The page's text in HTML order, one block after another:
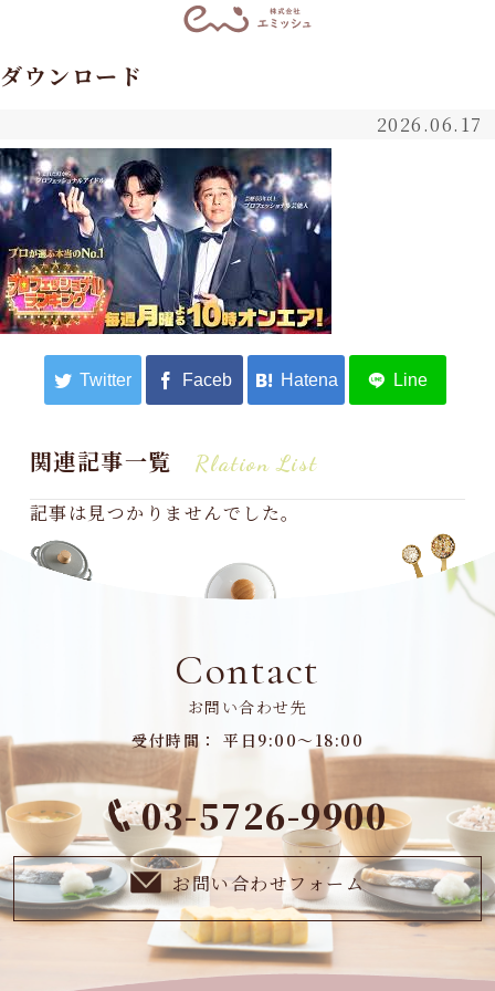
ダウンロード
2026.06.17
関連記事一覧 Rlation List
記事は見つかりませんでした。
Contact
お問い合わせ先
受付時間： 平日9:00～18:00
03-5726-9900
お問い合わせフォーム